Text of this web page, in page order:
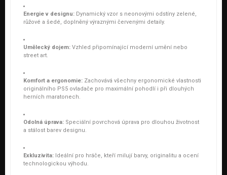
Energie v designu: Dynamický vzor s neonovými odstíny zelené,
růžové a šedé, doplněný výraznými červenými detaily.
Umělecký dojem: Vzhled připomínající moderní umění nebo
street art.
Komfort a ergonomie: Zachovává všechny ergonomické vlastnosti
originálního PS5 ovladače pro maximální pohodlí i při dlouhých
herních maratonech.
Odolná úprava: Speciální povrchová úprava pro dlouhou životnost
a stálost barev designu.
Exkluzivita: Ideální pro hráče, kteří milují barvy, originalitu a ocení
technologickou výhodu.